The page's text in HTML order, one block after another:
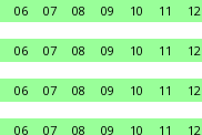
06 07 08 09 10 11 12
06 07 08 09 10 11 12
06 07 08 09 10 11 12
06 07 08 09 10 11 12